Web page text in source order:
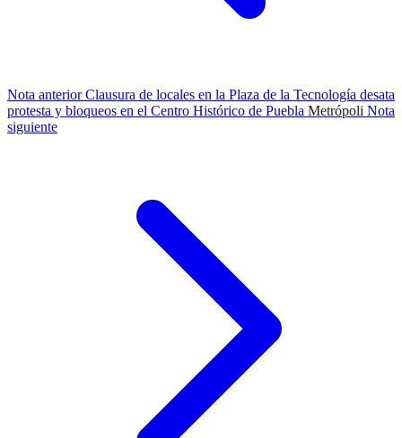
Nota anteriorClausura de locales en la Plaza de la Tecnología desata
protesta y bloqueos en el Centro Histórico de Puebla Metrópoli Nota
siguiente